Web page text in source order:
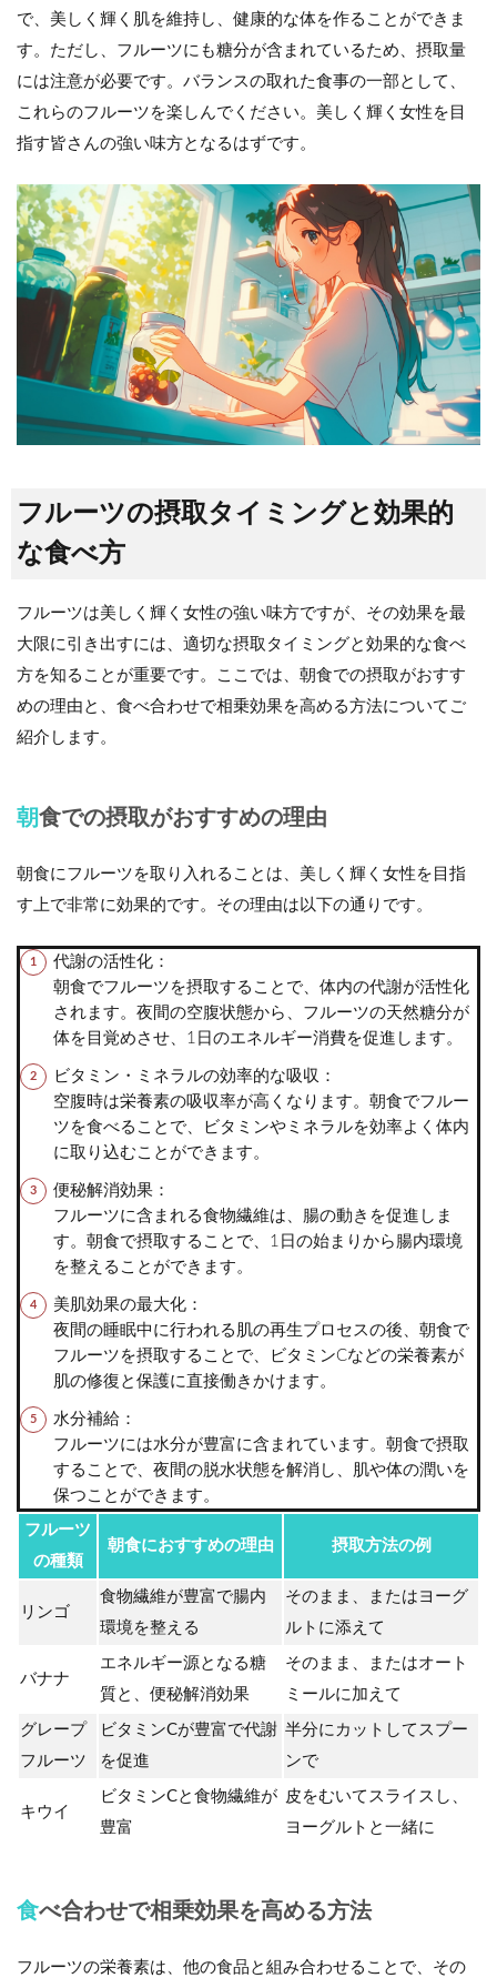
で、美しく輝く肌を維持し、健康的な体を作ることができま
す。ただし、フルーツにも糖分が含まれているため、摂取量
には注意が必要です。バランスの取れた食事の一部として、
これらのフルーツを楽しんでください。美しく輝く女性を目
指す皆さんの強い味方となるはずです。
フルーツの摂取タイミングと効果的
な食べ方
フルーツは美しく輝く女性の強い味方ですが、その効果を最
大限に引き出すには、適切な摂取タイミングと効果的な食べ
方を知ることが重要です。ここでは、朝食での摂取がおすす
めの理由と、食べ合わせで相乗効果を高める方法についてご
紹介します。
朝食での摂取がおすすめの理由
朝食にフルーツを取り入れることは、美しく輝く女性を目指
す上で非常に効果的です。その理由は以下の通りです。
代謝の活性化：
朝食でフルーツを摂取することで、体内の代謝が活性化
されます。夜間の空腹状態から、フルーツの天然糖分が
体を目覚めさせ、1日のエネルギー消費を促進します。
ビタミン・ミネラルの効率的な吸収：
空腹時は栄養素の吸収率が高くなります。朝食でフルー
ツを食べることで、ビタミンやミネラルを効率よく体内
に取り込むことができます。
便秘解消効果：
フルーツに含まれる食物繊維は、腸の動きを促進しま
す。朝食で摂取することで、1日の始まりから腸内環境
を整えることができます。
美肌効果の最大化：
夜間の睡眠中に行われる肌の再生プロセスの後、朝食で
フルーツを摂取することで、ビタミンCなどの栄養素が
肌の修復と保護に直接働きかけます。
水分補給：
フルーツには水分が豊富に含まれています。朝食で摂取
することで、夜間の脱水状態を解消し、肌や体の潤いを
保つことができます。
フルーツ
の種類
朝食におすすめの理由 摂取方法の例
リンゴ
食物繊維が豊富で腸内
環境を整える
そのまま、またはヨーグ
ルトに添えて
バナナ
エネルギー源となる糖
質と、便秘解消効果
そのまま、またはオート
ミールに加えて
グレープ
フルーツ
ビタミンCが豊富で代謝
を促進
半分にカットしてスプー
ンで
キウイ
ビタミンCと食物繊維が
豊富
皮をむいてスライスし、
ヨーグルトと一緒に
食べ合わせで相乗効果を高める方法
フルーツの栄養素は、他の食品と組み合わせることで、その